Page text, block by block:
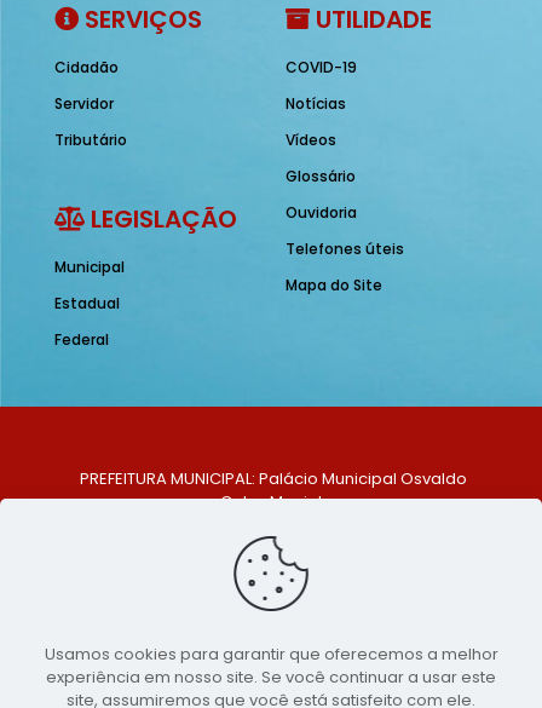
SERVIÇOS
Cidadão
Servidor
Tributário
LEGISLAÇÃO
Municipal
Estadual
Federal
UTILIDADE
COVID-19
Notícias
Vídeos
Glossário
Ouvidoria
Telefones úteis
Mapa do Site
PREFEITURA MUNICIPAL: Palácio Municipal Osvaldo
Celso Maciel
Centro, São Bento do Una - PE. CEP: 553370-128
TELEFONE: (81) 99548-1569
E-MAIL: ouvidoria@saobentodouna.pe.gov.br
Copyright 2021-2026 - Assessoria de Comunicação da
Usamos cookies para garantir que oferecemos a melhor
experiência em nosso site. Se você continuar a usar este
site, assumiremos que você está satisfeito com ele.